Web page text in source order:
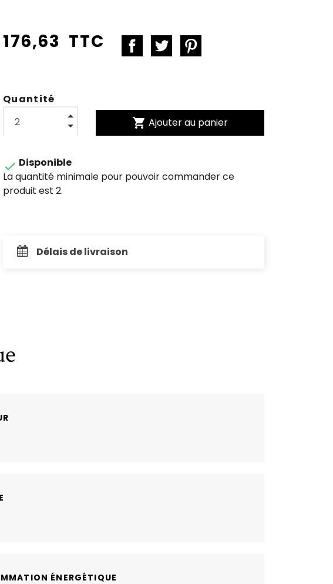
176,63 TTC
Quantité
shopping_cart Ajouter au panier
 Disponible
La quantité minimale pour pouvoir commander ce
produit est 2.
Délais de livraison
ÉNERGÉTIQUE